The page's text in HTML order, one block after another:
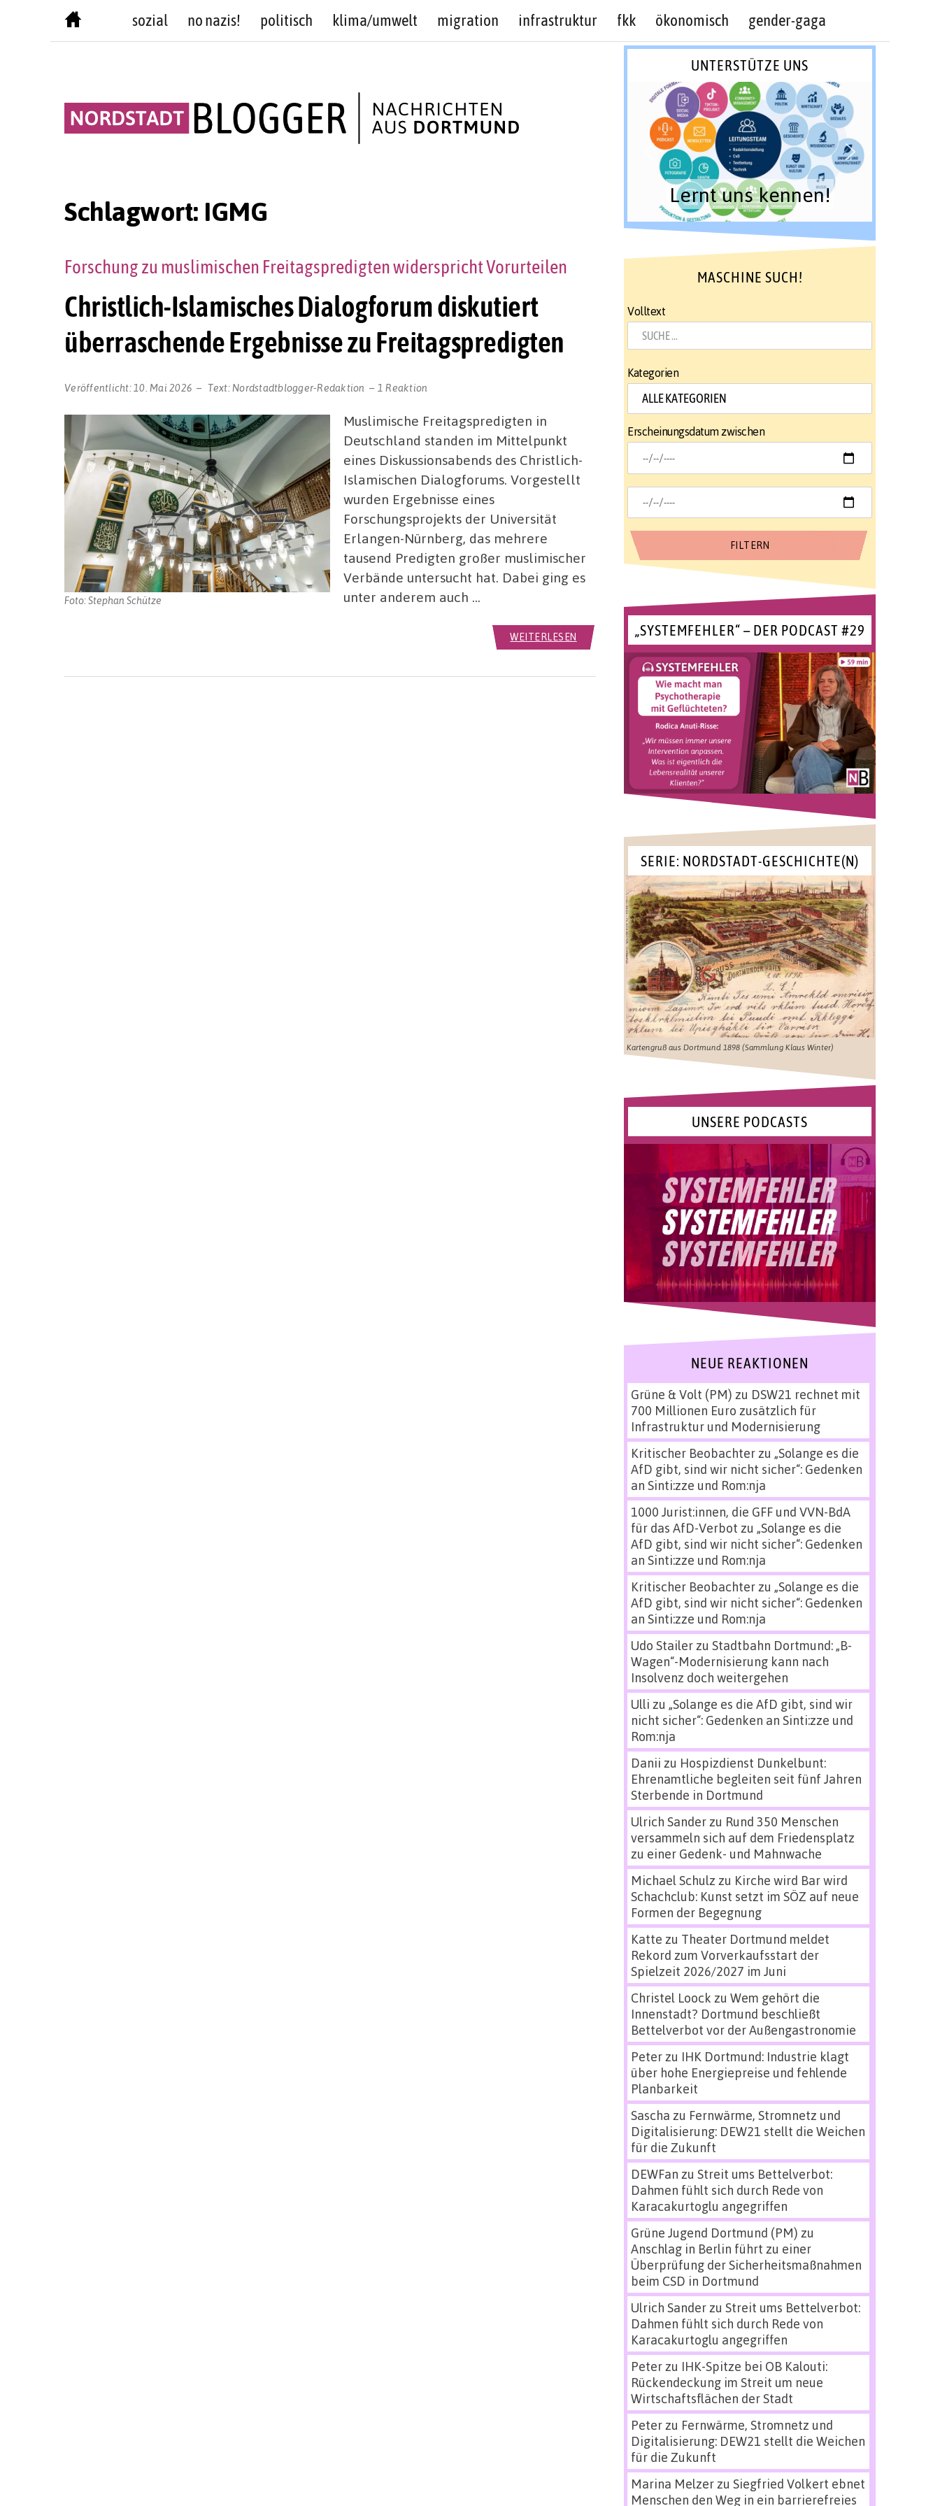
sozial no nazis! politisch klima/umwelt migration infrastruktur fkk ökonomisch gender-gaga
Schlagwort: IGMG
Christlich-Islamisches Dialogforum diskutiert
überraschende Ergebnisse zu Freitagspredigten
Forschung zu muslimischen Freitagspredigten widerspricht Vorurteilen
Veröffentlicht: 10. Mai 2026 Text: Nordstadtblogger-Redaktion 1 Reaktion
Foto: Stephan Schütze
Muslimische Freitagspredigten in
Deutschland standen im Mittelpunkt
eines Diskussionsabends des Christlich-
Islamischen Dialogforums. Vorgestellt
wurden Ergebnisse eines
Forschungsprojekts der Universität
Erlangen-Nürnberg, das mehrere
tausend Predigten großer muslimischer
Verbände untersucht hat. Dabei ging es
unter anderem auch …
WEITERLESEN
UNTERSTÜTZE UNS
Lernt uns kennen!
MASCHINE SUCH!
Volltext
Kategorien
Erscheinungsdatum zwischen
„SYSTEMFEHLER“ – DER PODCAST #29
SERIE: NORDSTADT-GESCHICHTE(N)
Kartengruß aus Dortmund 1898 (Sammlung Klaus Winter)
UNSERE PODCASTS
NEUE REAKTIONEN
Grüne & Volt (PM) zu DSW21 rechnet mit
700 Millionen Euro zusätzlich für
Infrastruktur und Modernisierung
Kritischer Beobachterzu „Solange es die
AfD gibt, sind wir nicht sicher“: Gedenken
an Sinti:zze und Rom:nja
1000 Jurist:innen, die GFF und VVN-BdA
für das AfD-Verbot zu „Solange es die
AfD gibt, sind wir nicht sicher“: Gedenken
an Sinti:zze und Rom:nja
Kritischer Beobachterzu „Solange es die
AfD gibt, sind wir nicht sicher“: Gedenken
an Sinti:zze und Rom:nja
Udo Stailerzu Stadtbahn Dortmund: „B-
Wagen“-Modernisierung kann nach
Insolvenz doch weitergehen
Ulli zu „Solange es die AfD gibt, sind wir
nicht sicher“: Gedenken an Sinti:zze und
Rom:nja
Danii zu Hospizdienst Dunkelbunt:
Ehrenamtliche begleiten seit fünf Jahren
Sterbende in Dortmund
Ulrich Sanderzu Rund 350 Menschen
versammeln sich auf dem Friedensplatz
zu einer Gedenk- und Mahnwache
Michael Schulz zu Kirche wird Bar wird
Schachclub: Kunst setzt im SÖZ auf neue
Formen der Begegnung
Katte zu Theater Dortmund meldet
Rekord zum Vorverkaufsstart der
Spielzeit 2026/2027 im Juni
Christel Loock zu Wem gehört die
Innenstadt? Dortmund beschließt
Bettelverbot vor der Außengastronomie
Peterzu IHK Dortmund: Industrie klagt
über hohe Energiepreise und fehlende
Planbarkeit
Sascha zu Fernwärme, Stromnetz und
Digitalisierung: DEW21 stellt die Weichen
für die Zukunft
DEWFan zu Streit ums Bettelverbot:
Dahmen fühlt sich durch Rede von
Karacakurtoglu angegriffen
Grüne Jugend Dortmund (PM) zu
Anschlag in Berlin führt zu einer
Überprüfung der Sicherheitsmaßnahmen
beim CSD in Dortmund
Ulrich Sanderzu Streit ums Bettelverbot:
Dahmen fühlt sich durch Rede von
Karacakurtoglu angegriffen
Peterzu IHK-Spitze bei OB Kalouti:
Rückendeckung im Streit um neue
Wirtschaftsflächen der Stadt
Peterzu Fernwärme, Stromnetz und
Digitalisierung: DEW21 stellt die Weichen
für die Zukunft
Marina Melzerzu Siegfried Volkert ebnet
Menschen den Weg in ein barrierefreies